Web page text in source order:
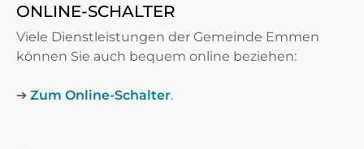
ONLINE-SCHALTER
Viele Dienstleistungen der Gemeinde Emmen
können Sie auch bequem online beziehen:
➔ Zum Online-Schalter.